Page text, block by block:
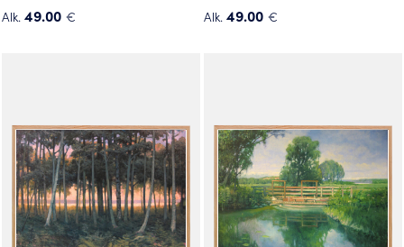
Alk. 49.00 €
muunnelma.
Voit
tehdä
valinnat
tuotteen
sivulla.
Alk. 49.00 €
muunnelma.
Voit
tehdä
valinnat
tuotteen
sivulla.